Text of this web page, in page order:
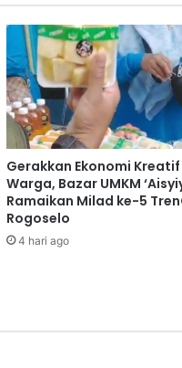
Gerakkan Ekonomi Kreatif
Warga, Bazar UMKM
Ramaikan Milad ke-5
Rogoselo
4 hari ago